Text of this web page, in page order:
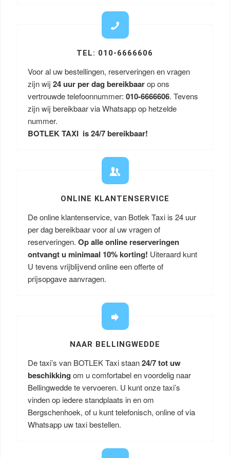
TEL: 010-6666606
Voor al uw bestellingen, reserveringen en vragen
zijn wij 24 uur per dag bereikbaarop ons
vertrouwde telefoonnummer: 010-6666606. Tevens
zijn wij bereikbaar via Whatsapp op hetzelde
nummer.
BOTLEK TAXI is 24/7 bereikbaar!
ONLINE KLANTENSERVICE
De online klantenservice, van Botlek Taxi is 24 uur
per dag bereikbaar voor al uw vragen of
reserveringen. Op alle online reserveringen
ontvangt u minimaal 10% korting! Uiteraard kunt
U tevens vrijblijvend online een offerte of
prijsopgave aanvragen.
NAAR BELLINGWEDDE
De taxi’s van BOTLEK Taxi staan24/7 tot uw
beschikking om u comfortabel en voordelig naar
Bellingwedde te vervoeren. U kunt onze taxi’s
vinden op iedere standplaats in en om
Bergschenhoek, of u kunt telefonisch, online of via
Whatsapp uw taxi bestellen.